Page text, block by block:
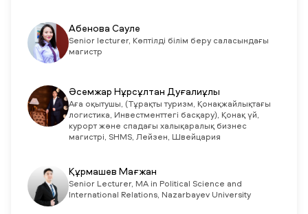
Абенова Сауле
Senior lecturer, Көптілді білім беру саласындағы
магистр
Әсемжар Нұрсұлтан Дуғалиұлы
Аға оқытушы, (Тұрақты туризм, Қонақжайлықтағы
логистика, Инвестменттегі басқару), Қонақ үй,
курорт және спадағы халықаралық бизнес
магистрі, SHMS, Лейзен, Швейцария
Құрмашев Мағжан
Senior Lecturer, MA in Political Science and
International Relations, Nazarbayev University